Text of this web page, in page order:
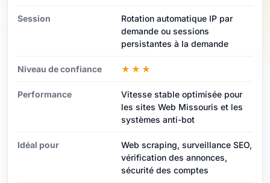
Session
Rotation automatique IP par
demande ou sessions
persistantes à la demande
Niveau de confiance ★★★
Performance
Vitesse stable optimisée pour
les sites Web Missouris et les
systèmes anti-bot
Idéal pour
Web scraping, surveillance SEO,
vérification des annonces,
sécurité des comptes